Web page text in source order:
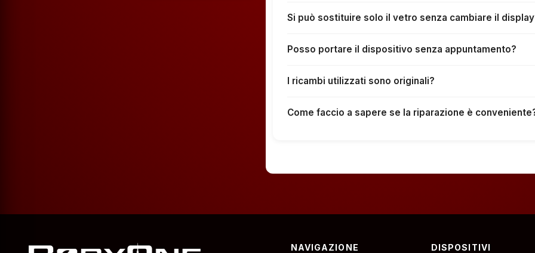
Si può sostituire solo il vetro senza cambiare il
Posso portare il dispositivo senza appuntamento?
I ricambi utilizzati sono originali?
Come faccio a sapere se la riparazione è
NAVIGAZIONE DISPOSITIVI